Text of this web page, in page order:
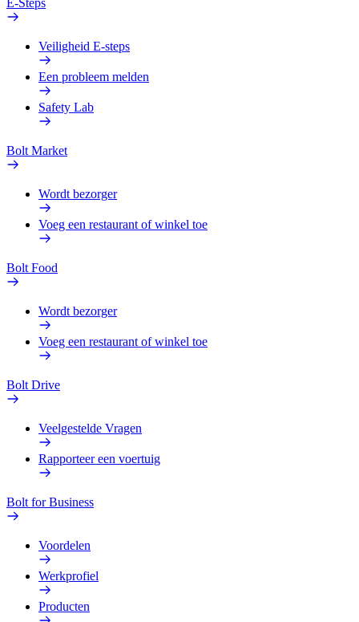
E-Steps
Veiligheid E-steps
Een probleem melden
Safety Lab
Bolt Market
Wordt bezorger
Voeg een restaurant of winkel toe
Bolt Food
Wordt bezorger
Voeg een restaurant of winkel toe
Bolt Drive
Veelgestelde Vragen
Rapporteer een voertuig
Bolt for Business
Voordelen
Werkprofiel
Producten